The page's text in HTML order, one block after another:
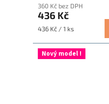
360 Kč bez DPH
436 Kč
Měrná
436 Kč / 1 ks
Nový model !